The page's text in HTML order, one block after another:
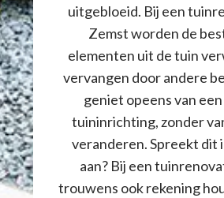
uitgebloeid. Bij een
Zemst worden de
elementen uit de tuin
vervangen door andere
geniet opeens van
tuininrichting, zonder
veranderen. Spreekt dit
aan? Bij een
trouwens ook rekening